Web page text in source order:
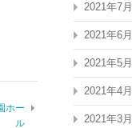
ホー
ル
2021年7月
2021年6月
2021年5月
2021年4月
2021年3月